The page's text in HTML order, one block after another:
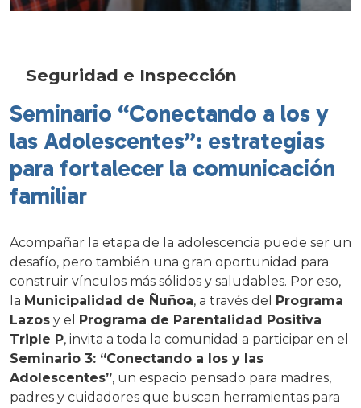
Seguridad e Inspección
Seminario “Conectando a los y
las Adolescentes”: estrategias
para fortalecer la comunicación
familiar
Acompañar la etapa de la adolescencia puede ser un
desafío, pero también una gran oportunidad para
construir vínculos más sólidos y saludables. Por eso,
la Municipalidad de Ñuñoa, a través del Programa
Lazos y el Programa de Parentalidad Positiva
Triple P, invita a toda la comunidad a participar en el
Seminario 3: “Conectando a los y las
Adolescentes”, un espacio pensado para madres,
padres y cuidadores que buscan herramientas para